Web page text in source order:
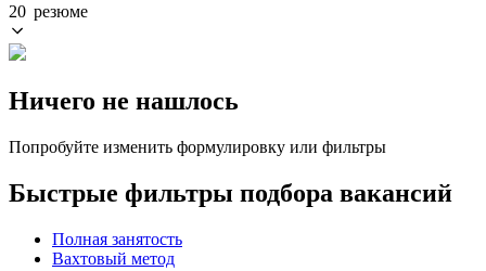
20 резюме
Ничего не нашлось
Попробуйте изменить формулировку или фильтры
Быстрые фильтры подбора вакансий
Полная занятость
Вахтовый метод